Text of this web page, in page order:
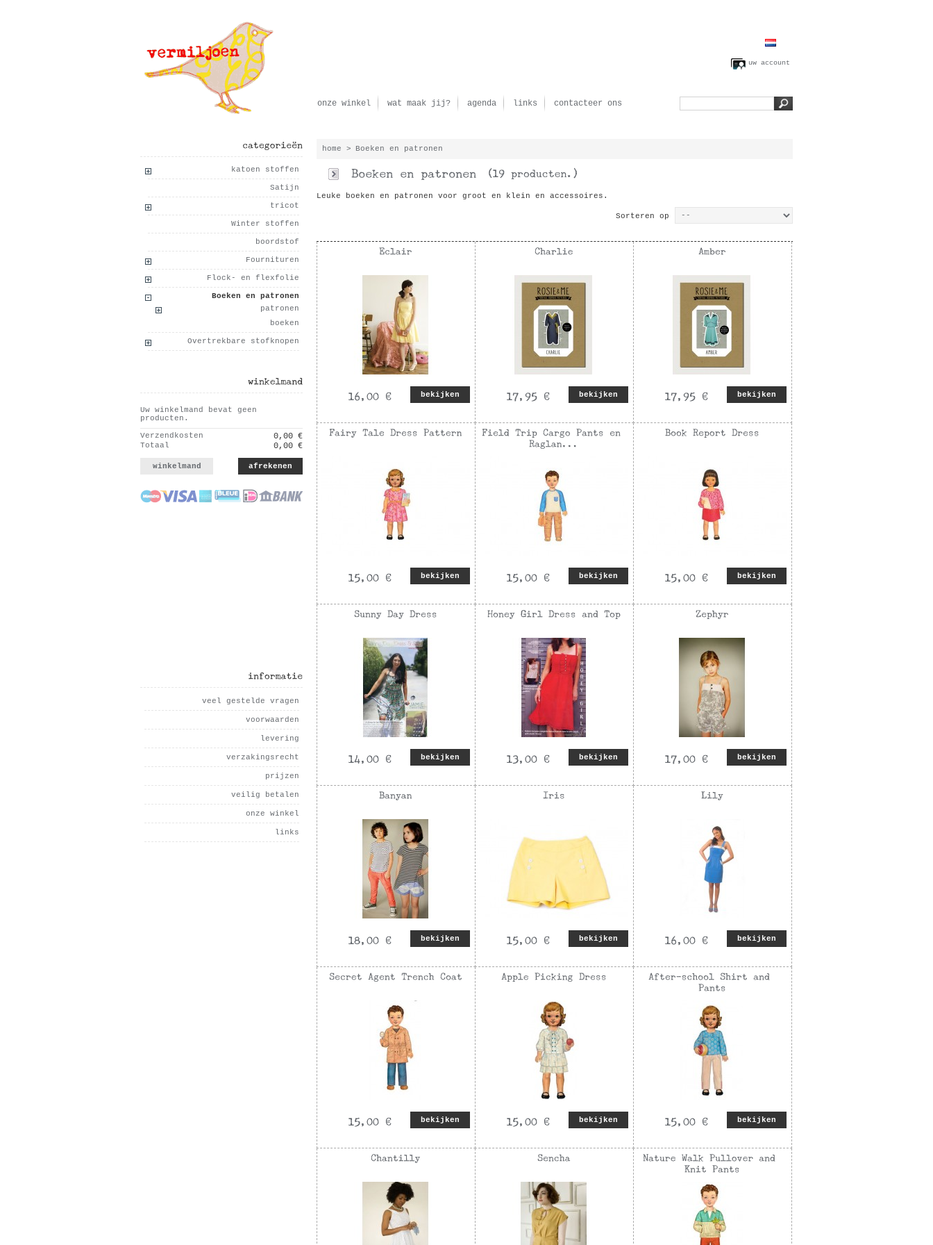
onze winkel wat maak jij? agenda links contacteer ons
uw account
katoen stoffen
Satijn
tricot
Winter stoffen
boordstof
Fournituren
Flock- en flexfolie
Boeken en patronen
patronen
boeken
Overtrekbare stofknopen
Uw winkelmand bevat geen
producten.
Verzendkosten 0,00 €
Totaal 0,00 €
winkelmand afrekenen
veel gestelde vragen
voorwaarden
levering
verzakingsrecht
prijzen
veilig betalen
onze winkel
links
home > Boeken en patronen
Leuke boeken en patronen voor groot en klein en accessoires.
Sorteren op
bekijken bekijken bekijken
bekijken bekijken bekijken
bekijken bekijken bekijken
bekijken bekijken bekijken
bekijken bekijken bekijken